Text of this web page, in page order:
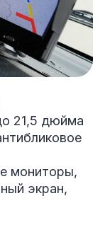
21,5 дюйма
мониторы,
экран,